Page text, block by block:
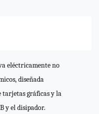
eléctricamente no
diseñada
tarjetas gráficas y la
y el disipador.